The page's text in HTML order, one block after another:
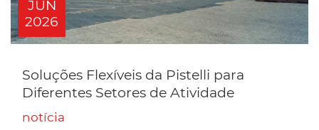
JUN
2026
Soluções Flexíveis da Pistelli para
Diferentes Setores de Atividade
notícia